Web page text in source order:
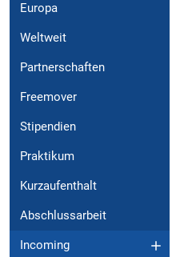
Europa
Weltweit
Partnerschaften
Freemover
Stipendien
Praktikum
Kurzaufenthalt
Abschlussarbeit
Incoming